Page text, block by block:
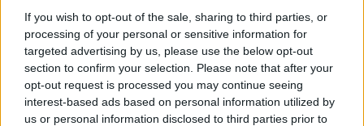
If you wish to opt-out of the sale, sharing to third parties, or
processing of your personal or sensitive information for
targeted advertising by us, please use the below opt-out
section to confirm your selection. Please note that after your
opt-out request is processed you may continue seeing
interest-based ads based on personal information utilized by
us or personal information disclosed to third parties prior to